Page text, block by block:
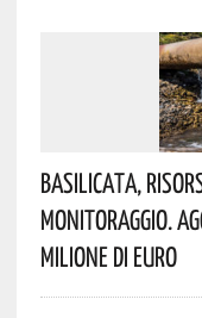
Basilicata,
Monitoraggio.
Milione Di Euro